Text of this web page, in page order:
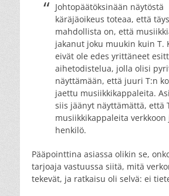
Johtopäätöksinään näytöstä
käräjäoikeus toteaa, että
mahdollista on, että
jakanut joku muukin kuin T.
eivät ole edes yrittäneet
aihetodistelua, jolla olisi
näyttämään, että juuri T:n
jaettu musiikkikappaleita.
siis jäänyt näyttämättä, että
musiikkikappaleita verkkoon
henkilö.
Pääpointtina asiassa olikin se,
tarjoaja vastuussa siitä, mitä
tekevät, ja ratkaisu oli selvä: ei